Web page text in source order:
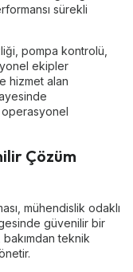
sürekli
pompa kontrolü,
ekipler
hizmet alan
operasyonel
Çözüm
mühendislik odaklı
güvenilir bir
bakımdan teknik